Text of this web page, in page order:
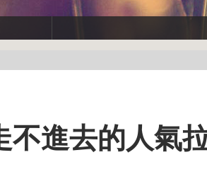
不進去的人氣